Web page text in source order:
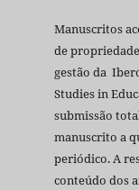
Manuscritos
de
gestão da
Studies in
submissão
manuscrito a
periódico. A
conteúdo dos